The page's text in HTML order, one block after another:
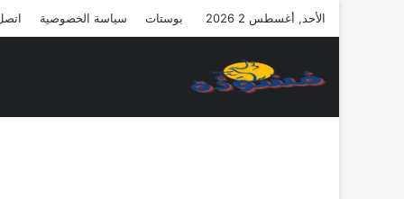
الأحد, أغسطس 2 2026 بوستات سياسة الخصوصية